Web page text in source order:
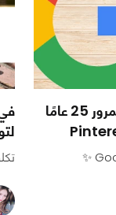
Google Images تحتفل بمرور 25 عامًا